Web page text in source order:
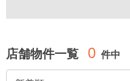
店舗物件一覧 0 件中